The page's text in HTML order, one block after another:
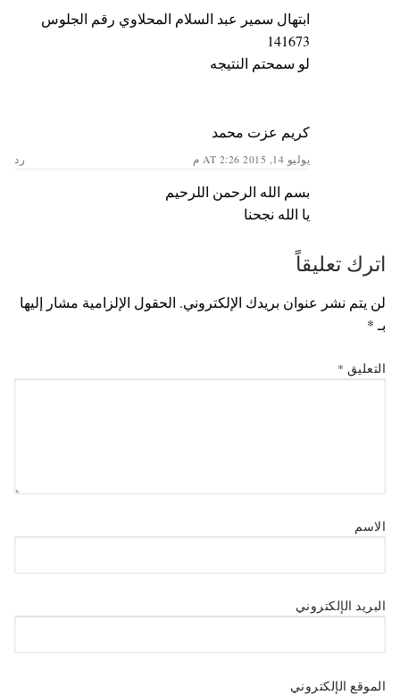
ابتهال سمير عبد السلام المحلاوي رقم الجلوس
141673
لو سمحتم النتيجه
كريم عزت محمد
يوليو 14, 2015 AT 2:26 م رد
بسم الله الرحمن اللرحيم
يا الله نجحنا
اترك تعليقاً
لن يتم نشر عنوان بريدك الإلكتروني. الحقول الإلزامية مشار إليها
بـ *
التعليق *
الاسم
البريد الإلكتروني
الموقع الإلكتروني